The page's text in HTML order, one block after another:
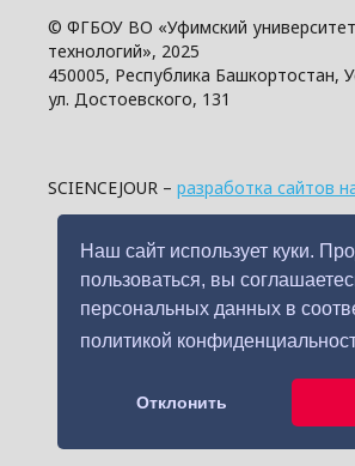
Наш сайт использует куки.
пользоваться, вы
персональных данных в
политикой
Отклонить
© ФГБОУ ВО «Уфимский
технологий», 2025
450005, Республика Башкортостан,
ул. Достоевского, 131
SCIENCEJOUR – разработка сайтов